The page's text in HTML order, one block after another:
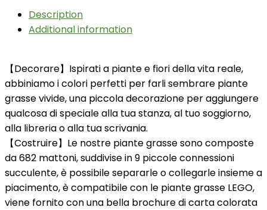
Description
Additional information
【Decorare】Ispirati a piante e fiori della vita reale,
abbiniamo i colori perfetti per farli sembrare piante
grasse vivide, una piccola decorazione per aggiungere
qualcosa di speciale alla tua stanza, al tuo soggiorno,
alla libreria o alla tua scrivania.
【Costruire】Le nostre piante grasse sono composte
da 682 mattoni, suddivise in 9 piccole connessioni
succulente, è possibile separarle o collegarle insieme a
piacimento, è compatibile con le piante grasse LEGO,
viene fornito con una bella brochure di carta colorata